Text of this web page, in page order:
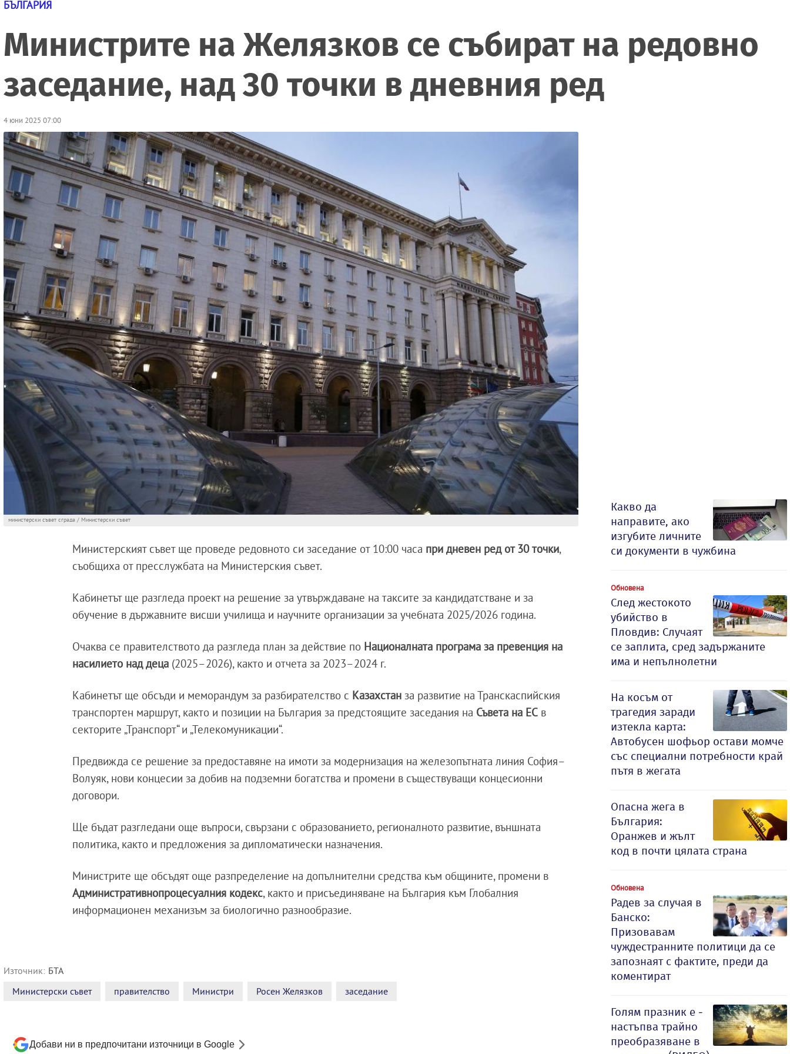
БЪЛГАРИЯ
Министрите на Желязков се събират на редовно
заседание, над 30 точки в дневния ред
4 юни 2025 07:00
министерски съвет сграда / Министерски съвет
Министерският съвет ще проведе редовното си заседание от 10:00 часа при дневен ред от 30 точки,
съобщиха от пресслужбата на Министерския съвет.
Кабинетът ще разгледа проект на решение за утвърждаване на таксите за кандидатстване и за
обучение в държавните висши училища и научните организации за учебната 2025/2026 година.
Очаква се правителството да разгледа план за действие по Националната програма за превенция на
насилието над деца (2025–2026), както и отчета за 2023–2024 г.
Кабинетът ще обсъди и меморандум за разбирателство с Казахстан за развитие на Транскаспийския
транспортен маршрут, както и позиции на България за предстоящите заседания на Съвета на ЕС в
секторите „Транспорт“ и „Телекомуникации“.
Предвижда се решение за предоставяне на имоти за модернизация на железопътната линия София–
Волуяк, нови концесии за добив на подземни богатства и промени в съществуващи концесионни
договори.
Ще бъдат разгледани още въпроси, свързани с образованието, регионалното развитие, външната
политика, както и предложения за дипломатически назначения.
Министрите ще обсъдят още разпределение на допълнителни средства към общините, промени в
Административнопроцесуалния кодекс, както и присъединяване на България към Глобалния
информационен механизъм за биологично разнообразие.
Източник: БТА
Министерски съвет
правителство Министри Росен Желязков заседание
Добави ни в предпочитани източници в Google
Какво да
направите, ако
изгубите личните
си документи в чужбина
Обновена
След жестокото
убийство в
Пловдив: Случаят
се заплита, сред задържаните
има и непълнолетни
На косъм от
трагедия заради
изтекла карта:
Автобусен шофьор остави момче
със специални потребности край
пътя в жегата
Опасна жега в
България:
Оранжев и жълт
код в почти цялата страна
Обновена
Радев за случая в
Банско:
Призовавам
чуждестранните политици да се
запознаят с фактите, преди да
коментират
Голям празник е -
настъпва трайно
преобразяване в